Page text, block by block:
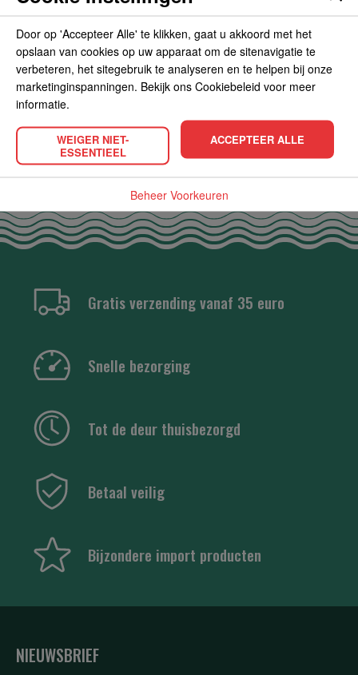
POPULAIRE PRODUCTEN
Gratis verzending vanaf 35 euro
Snelle bezorging
Tot de deur thuisbezorgd
Betaal veilig
Bijzondere import producten
NIEUWSBRIEF
Door op 'Accepteer Alle' te klikken, gaat u akkoord met het
opslaan van cookies op uw apparaat om de sitenavigatie te
verbeteren, het sitegebruik te analyseren en te helpen bij onze
marketinginspanningen. Bekijk ons Cookiebeleid voor meer
informatie.
WEIGER NIET-
ESSENTIEEL
ACCEPTEER ALLE
Beheer Voorkeuren